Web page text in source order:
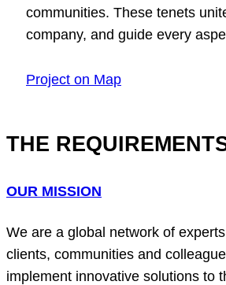
communities. These tenets
company, and guide every
Project on Map
THE
OUR MISSION
We are a global network of
clients, communities and
implement innovative solutions to